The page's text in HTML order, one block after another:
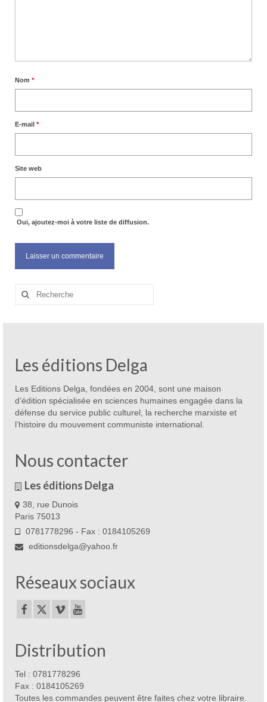
Nom *
E-mail *
Site web
Oui, ajoutez-moi à votre liste de diffusion.
Rechercher
Les éditions Delga
Les Editions Delga, fondées en 2004, sont une maison
d’édition spécialisée en sciences humaines engagée dans la
défense du service public culturel, la recherche marxiste et
l’histoire du mouvement communiste international.
Nous contacter
Les éditions Delga
38, rue Dunois
Paris 75013
0781778296 - Fax : 0184105269
editionsdelga@yahoo.fr
Réseaux sociaux
Distribution
Tel : 0781778296
Fax : 0184105269
Toutes les commandes peuvent être faites chez votre libraire.